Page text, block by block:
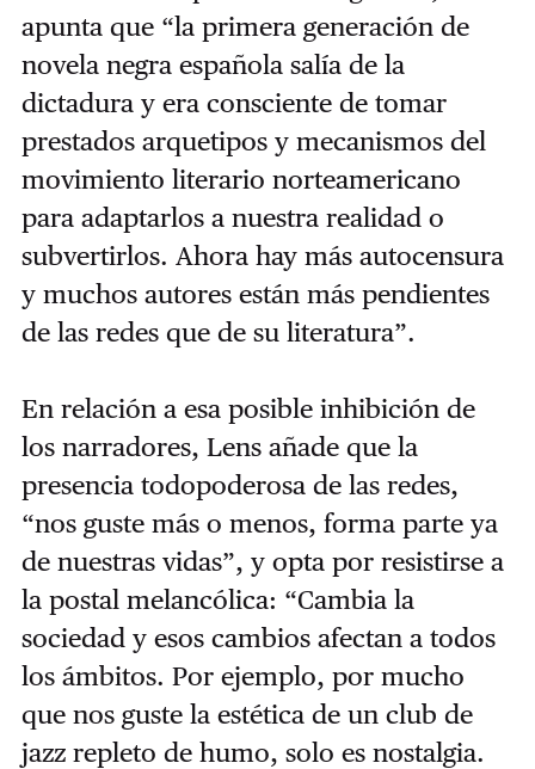
apunta que “la primera generación de
novela negra española salía de la
dictadura y era consciente de tomar
prestados arquetipos y mecanismos del
movimiento literario norteamericano
para adaptarlos a nuestra realidad o
subvertirlos. Ahora hay más autocensura
y muchos autores están más pendientes
de las redes que de su literatura”.
En relación a esa posible inhibición de
los narradores, Lens añade que la
presencia todopoderosa de las redes,
“nos guste más o menos, forma parte ya
de nuestras vidas”, y opta por resistirse a
la postal melancólica: “Cambia la
sociedad y esos cambios afectan a todos
los ámbitos. Por ejemplo, por mucho
que nos guste la estética de un club de
jazz repleto de humo, solo es nostalgia.